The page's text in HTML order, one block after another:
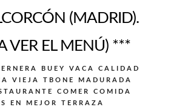
(MADRID).
VER EL MENÚ) ***
BUEY VACA CALIDAD
VIEJA TBONE MADURADA
COMER COMIDA
EN MEJOR TERRAZA